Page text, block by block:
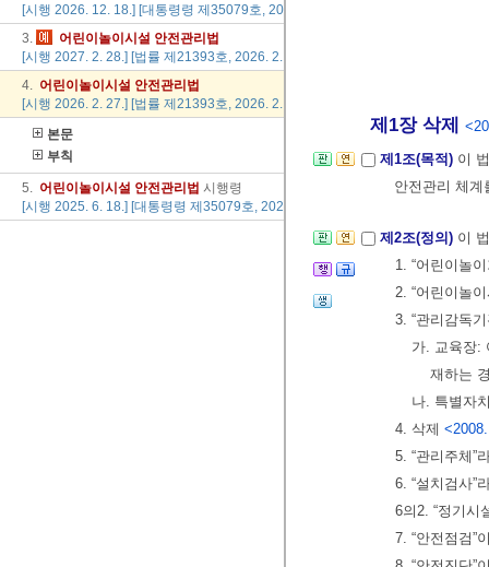
[시행 2026. 12. 18.] [대통령령 제35079호, 2024. 12. 17., 일부개정]
3.
어린이 놀이 시설 안전관리법
[시행 2027. 2. 28.] [법률 제21393호, 2026. 2. 27., 일부개정]
4. 어린이 놀이 시설 안전관리법
[시행 2026. 2. 27.] [법률 제21393호, 2026. 2. 27., 일부개정]
본문
부칙
5. 어린이 놀이 시설 안전관리법 시행령
[시행 2025. 6. 18.] [대통령령 제35079호, 2024. 12. 17., 일부개정]
제1장 삭제
제1조(목적) 이
안전관리 체
제2조(정의) 이
1. “어린이놀
2. “어린이놀
3. “관리감독
가. 교육장:
재하는
나. 특별자
4. 삭제
5. “관리주체”
6. “설치검사”
6의2. “정기시
7. “안전점검”